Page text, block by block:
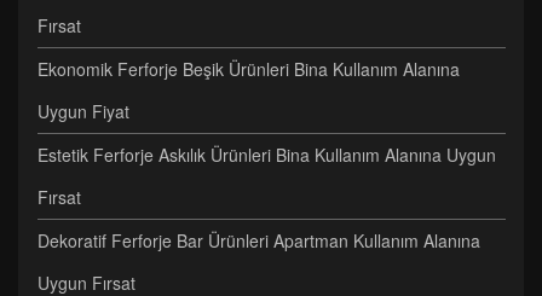
Fırsat
Ekonomik Ferforje Beşik Ürünleri Bina Kullanım Alanına
Uygun Fiyat
Estetik Ferforje Askılık Ürünleri Bina Kullanım Alanına Uygun
Fırsat
Dekoratif Ferforje Bar Ürünleri Apartman Kullanım Alanına
Uygun Fırsat